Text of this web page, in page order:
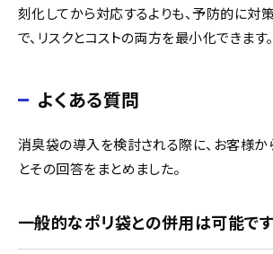
刻化してから対応するよりも、予防的に対
で、リスクとコストの両方を最小化できます。
よくある質問
消臭袋の導入を検討される際に、お客様か
とその回答をまとめました。
一般的なポリ袋との併用は可能で